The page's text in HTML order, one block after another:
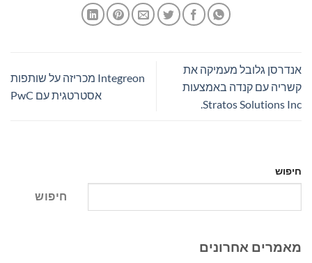
אנדרסן גלובל מעמיקה את
קשריה עם קנדה באמצעות
Stratos Solutions Inc.
Integreon מכריזה על שותפות
אסטרטגית עם PwC
חיפוש
חיפוש
מאמרים אחרונים